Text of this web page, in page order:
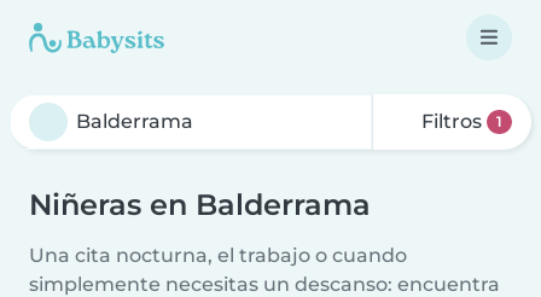
Filtros 1
Niñeras en Balderrama
Una cita nocturna, el trabajo o cuando
simplemente necesitas un descanso: encuentra